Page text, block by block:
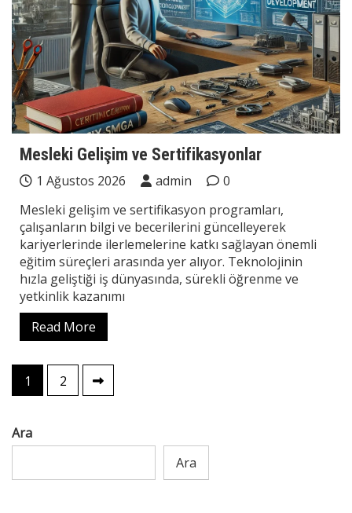
Mesleki Gelişim ve Sertifikasyonlar
1 Ağustos 2026 admin
0
Mesleki gelişim ve sertifikasyon programları,
çalışanların bilgi ve becerilerini güncelleyerek
kariyerlerinde ilerlemelerine katkı sağlayan önemli
eğitim süreçleri arasında yer alıyor. Teknolojinin
hızla geliştiği iş dünyasında, sürekli öğrenme ve
yetkinlik kazanımı
Read More
Yazı
sayfalaması
1 2
Ara
Ara